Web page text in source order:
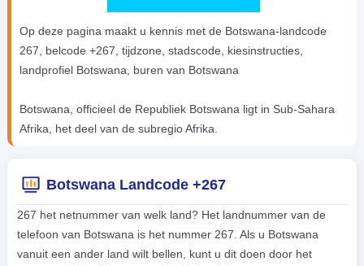
Op deze pagina maakt u kennis met de Botswana-landcode
267, belcode +267, tijdzone, stadscode, kiesinstructies,
landprofiel Botswana, buren van Botswana
Botswana, officieel de Republiek Botswana ligt in Sub-Sahara
Afrika, het deel van de subregio Afrika.
Botswana Landcode +267
267 het netnummer van welk land? Het landnummer van de
telefoon van Botswana is het nummer 267. Als u Botswana
vanuit een ander land wilt bellen, kunt u dit doen door het